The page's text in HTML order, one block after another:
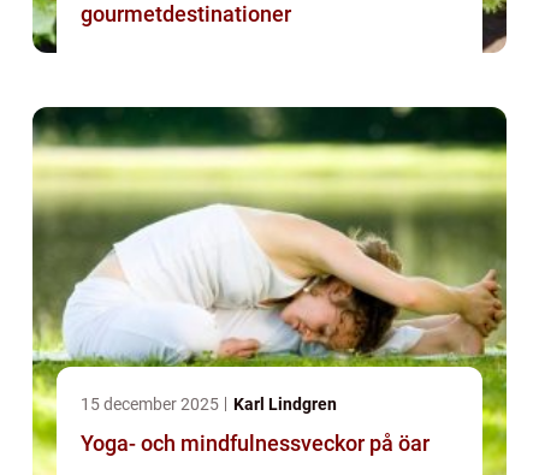
gourmetdestinationer
15 december 2025 Karl Lindgren
Yoga- och mindfulnessveckor på öar